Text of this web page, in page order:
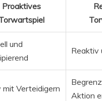
Proaktives
und
Reaktiv
mit Verteidigern
Aktion